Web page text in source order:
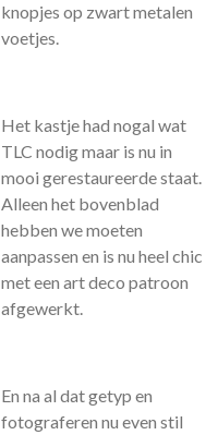
knopjes op zwart metalen
voetjes.
Het kastje had nogal wat
TLC nodig maar is nu in
mooi gerestaureerde staat.
Alleen het bovenblad
hebben we moeten
aanpassen en is nu heel chic
met een art deco patroon
afgewerkt.
En na al dat getyp en
fotograferen nu even stil